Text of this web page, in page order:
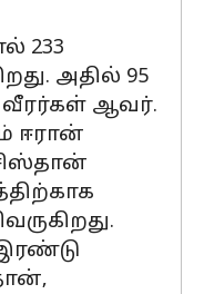
233
அதில் 95
ஆவர்.
ஈரான்
இரண்டு